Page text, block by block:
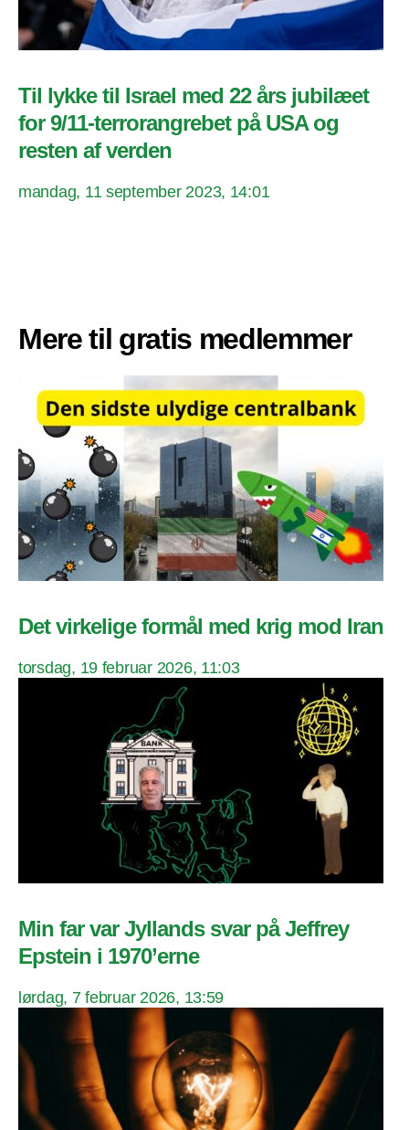
Til lykke til Israel med 22 års jubilæet
for 9/11-terrorangrebet på USA og
resten af verden
mandag, 11 september 2023, 14:01
Mere til gratis medlemmer
Det virkelige formål med krig mod Iran
torsdag, 19 februar 2026, 11:03
Min far var Jyllands svar på Jeffrey
Epstein i 1970’erne
lørdag, 7 februar 2026, 13:59